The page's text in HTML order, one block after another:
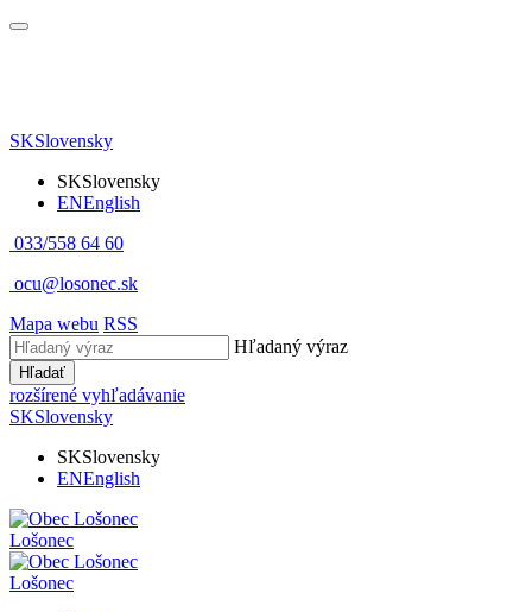
SKSlovensky
SKSlovensky
ENEnglish
033/558 64 60
ocu@losonec.sk
Mapa webu RSS
Hľadaný výraz
Hľadať
rozšírené vyhľadávanie
SKSlovensky
SKSlovensky
ENEnglish
Lošonec
Lošonec